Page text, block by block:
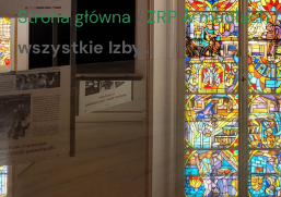
Strona główna / ZRP w mediach
wszystkie Izby…